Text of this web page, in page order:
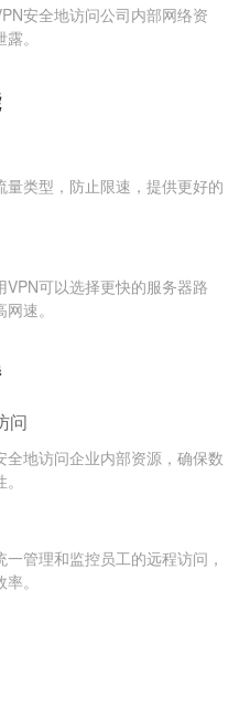
安全地访问公司内部网络资
。
量类型，防止限速，提供更好的
VPN可以选择更快的服务器路
速。
问
全地访问企业内部资源，确保数
管理和监控员工的远程访问，
。